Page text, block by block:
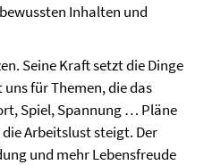
Inhalten und
Seine Kraft setzt die Dinge
für Themen, die das
Spiel, Spannung … Pläne
Arbeitslust steigt. Der
und mehr Lebensfreude